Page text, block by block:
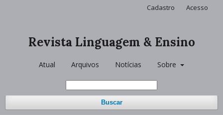
Revista Linguagem & Ensino
Atual Arquivos Notícias Sobre
Buscar
Cadastro Acesso